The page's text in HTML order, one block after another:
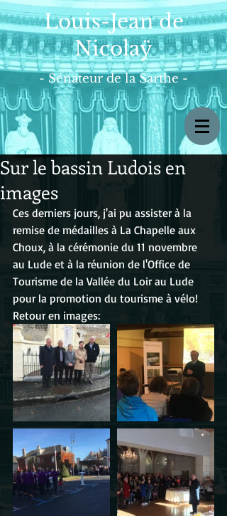
Louis-Jean de
Nicolaÿ
- Sénateur de la Sarthe -
Sur le bassin Ludois en
images
Ces derniers jours, j'ai pu assister à la
remise de médailles à La Chapelle aux
Choux, à la cérémonie du 11 novembre
au Lude et à la réunion de l'Office de
Tourisme de la Vallée du Loir au Lude
pour la promotion du tourisme à vélo!
Retour en images: